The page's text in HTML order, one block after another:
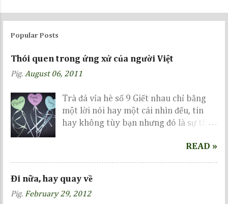
P
o
s
a
o
m
e
n
t
Popular Posts
Thói quen trong ứng xử của người Việt
Pig. August 06, 2011
Trà đá vỉa hè số 9 Giết nhau chỉ bằng
một lời nói hay một cái nhìn đểu, tin
hay không tùy bạn nhưng đó là sự thực
đây... Related Trận cầu siêu kinh điển
READ »
Đi nữa, hay quay về
Pig. February 29, 2012